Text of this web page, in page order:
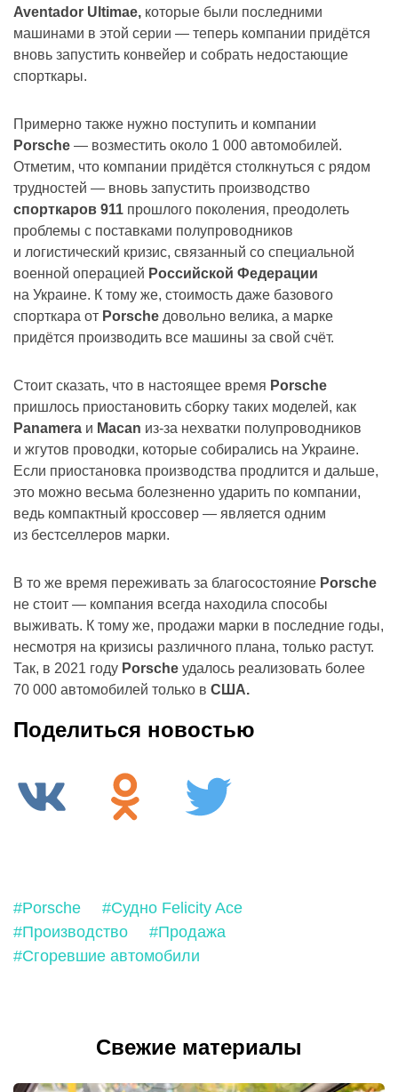
Aventador Ultimae, которые были последними
машинами в этой серии — теперь компании придётся
вновь запустить конвейер и собрать недостающие
спорткары.
Примерно также нужно поступить и компании
Porsche — возместить около 1 000 автомобилей.
Отметим, что компании придётся столкнуться с рядом
трудностей — вновь запустить производство
спорткаров 911 прошлого поколения, преодолеть
проблемы с поставками полупроводников
и логистический кризис, связанный со специальной
военной операцией Российской Федерации
на Украине. К тому же, стоимость даже базового
спорткара от Porsche довольно велика, а марке
придётся производить все машины за свой счёт.
Стоит сказать, что в настоящее время Porsche
пришлось приостановить сборку таких моделей, как
Panamera и Macan из-за нехватки полупроводников
и жгутов проводки, которые собирались на Украине.
Если приостановка производства продлится и дальше,
это можно весьма болезненно ударить по компании,
ведь компактный кроссовер — является одним
из бестселлеров марки.
В то же время переживать за благосостояние Porsche
не стоит — компания всегда находила способы
выживать. К тому же, продажи марки в последние годы,
несмотря на кризисы различного плана, только растут.
Так, в 2021 году Porsche удалось реализовать более
70 000 автомобилей только в США.
Поделиться новостью
#Porsche
#Судно Felicity Ace
#Производство
#Продажа
#Сгоревшие автомобили
Свежие материалы